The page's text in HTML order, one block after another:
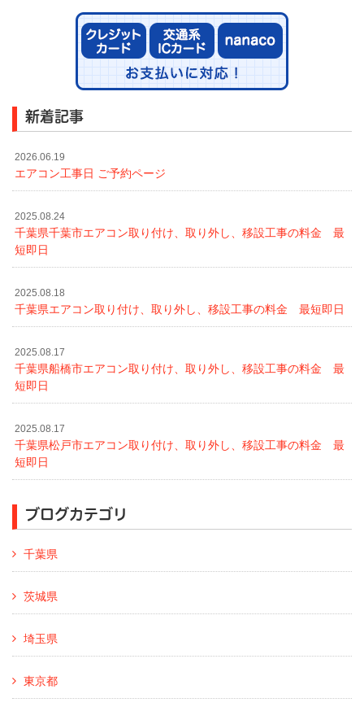
新着記事
2026.06.19
エアコン工事日 ご予約ページ
2025.08.24
千葉県千葉市エアコン取り付け、取り外し、移設工事の料金 最
短即日
2025.08.18
千葉県エアコン取り付け、取り外し、移設工事の料金 最短即日
2025.08.17
千葉県船橋市エアコン取り付け、取り外し、移設工事の料金 最
短即日
2025.08.17
千葉県松戸市エアコン取り付け、取り外し、移設工事の料金 最
短即日
ブログカテゴリ
千葉県
茨城県
埼玉県
東京都